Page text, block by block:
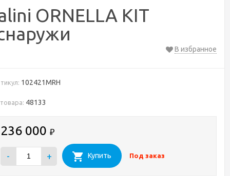
ORNELLA KIT
В избранное
102421MRH
48133
236 000 ₽
- + Купить Под заказ